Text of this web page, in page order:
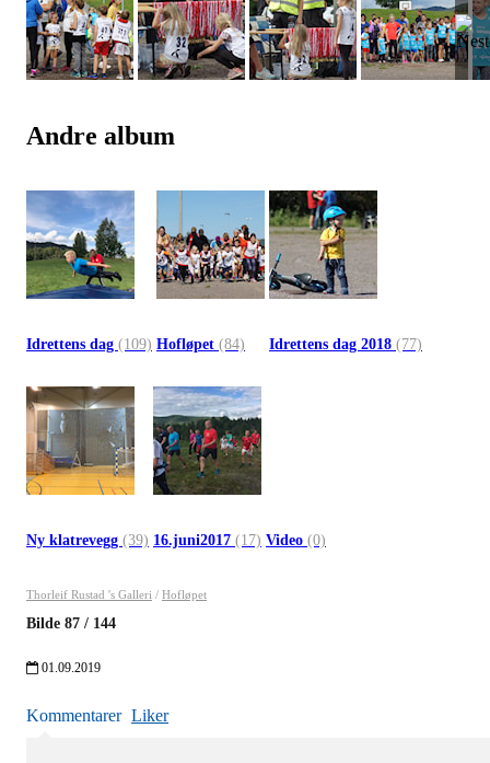
Andre album
Idrettens dag (109) Hofløpet (84) Idrettens dag 2018 (77)
Ny klatrevegg (39) 16.juni2017 (17) Video (0)
Thorleif Rustad 's Galleri / Hofløpet
Bilde 87 / 144
01.09.2019
Kommentarer Liker